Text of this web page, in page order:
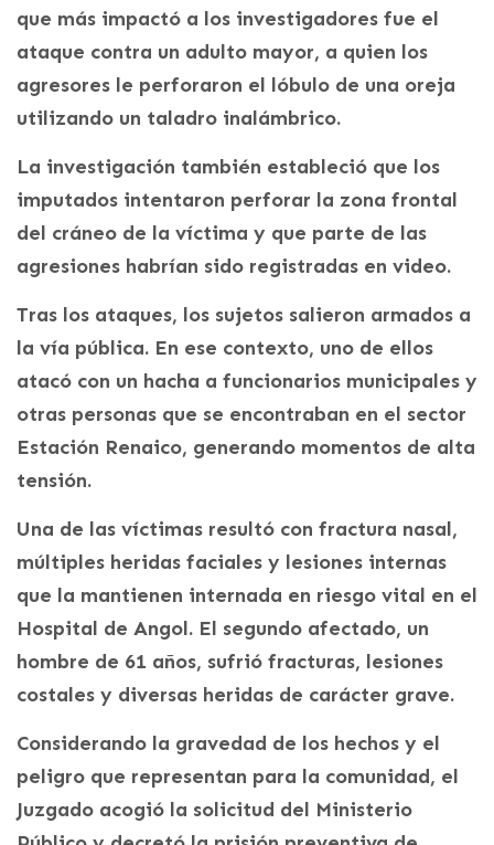
que más impactó a los investigadores fue el
ataque contra un adulto mayor, a quien los
agresores le perforaron el lóbulo de una oreja
utilizando un taladro inalámbrico.
La investigación también estableció que los
imputados intentaron perforar la zona frontal
del cráneo de la víctima y que parte de las
agresiones habrían sido registradas en video.
Tras los ataques, los sujetos salieron armados a
la vía pública. En ese contexto, uno de ellos
atacó con un hacha a funcionarios municipales y
otras personas que se encontraban en el sector
Estación Renaico, generando momentos de alta
tensión.
Una de las víctimas resultó con fractura nasal,
múltiples heridas faciales y lesiones internas
que la mantienen internada en riesgo vital en el
Hospital de Angol. El segundo afectado, un
hombre de 61 años, sufrió fracturas, lesiones
costales y diversas heridas de carácter grave.
Considerando la gravedad de los hechos y el
peligro que representan para la comunidad, el
Juzgado acogió la solicitud del Ministerio